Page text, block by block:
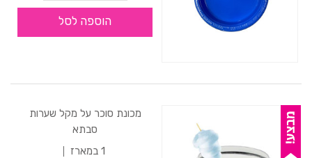
הוספה לסל
מכונת סוכר על מקל שערות
סבתא
1 במארז